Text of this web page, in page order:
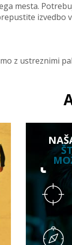
mesta.
z ustreznimi